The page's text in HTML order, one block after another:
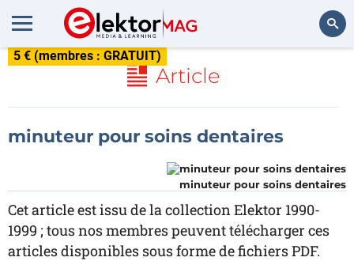
5 € (membres : GRATUIT)
Article
minuteur pour soins dentaires
minuteur pour soins dentaires
Cet article est issu de la collection Elektor 1990-
1999 ; tous nos membres peuvent télécharger ces
articles disponibles sous forme de fichiers PDF.